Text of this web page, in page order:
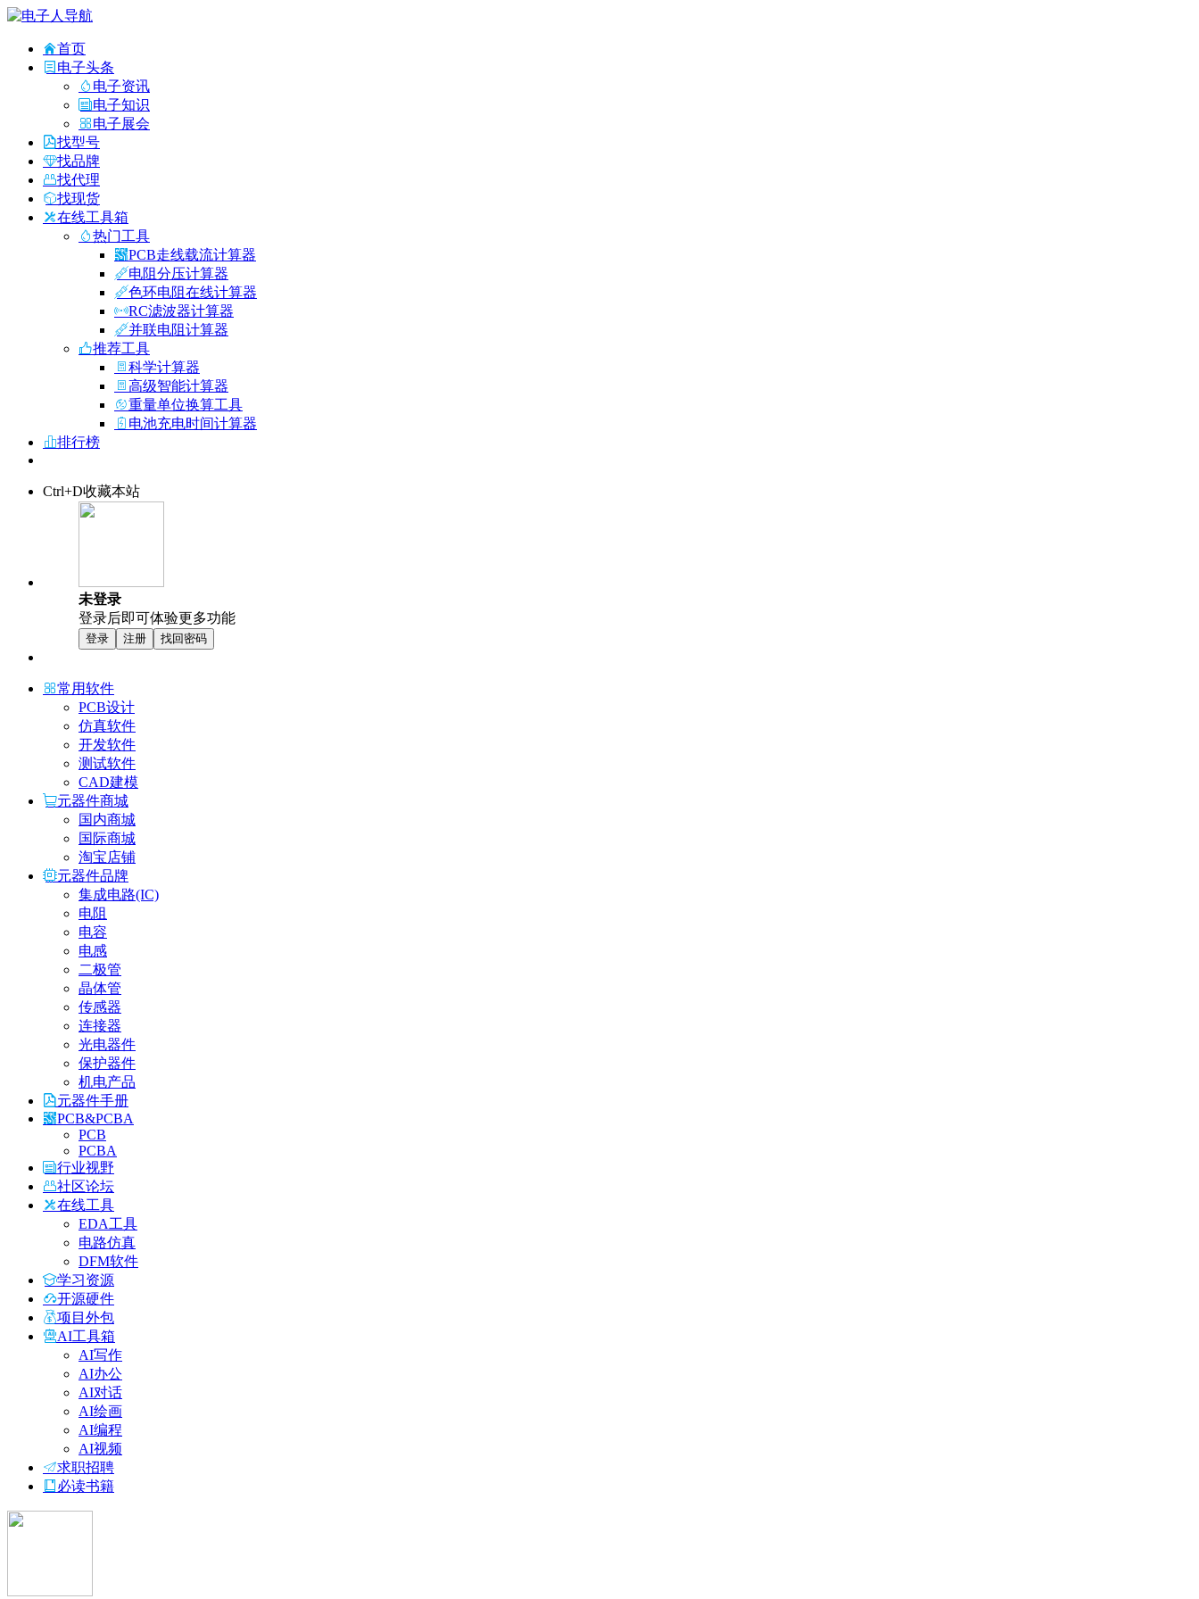
首页
电子头条
电子资讯
电子知识
电子展会
找型号
找品牌
找代理
找现货
在线工具箱
热门工具
PCB走线载流计算器
电阻分压计算器
色环电阻在线计算器
RC滤波器计算器
并联电阻计算器
推荐工具
科学计算器
高级智能计算器
重量单位换算工具
电池充电时间计算器
排行榜
Ctrl+D收藏本站
未登录
登录后即可体验更多功能
登录 注册 找回密码
常用软件
PCB设计
仿真软件
开发软件
测试软件
CAD建模
元器件商城
国内商城
国际商城
淘宝店铺
元器件品牌
集成电路(IC)
电阻
电容
电感
二极管
晶体管
传感器
连接器
光电器件
保护器件
机电产品
元器件手册
PCB&PCBA
PCB
PCBA
行业视野
社区论坛
在线工具
EDA工具
电路仿真
DFM软件
学习资源
开源硬件
项目外包
AI工具箱
AI写作
AI办公
AI对话
AI绘画
AI编程
AI视频
求职招聘
必读书籍